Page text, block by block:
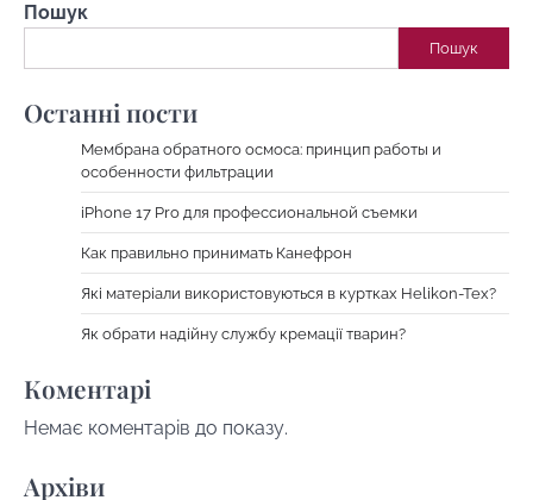
Пошук
Пошук
Останні пости
Мембрана обратного осмоса: принцип работы и
особенности фильтрации
iPhone 17 Pro для профессиональной съемки
Как правильно принимать Канефрон
Які матеріали використовуються в куртках Helikon-Tex?
Як обрати надійну службу кремації тварин?
Коментарі
Немає коментарів до показу.
Архіви